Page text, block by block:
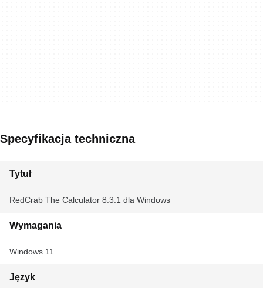
Specyfikacja techniczna
Tytuł
RedCrab The Calculator 8.3.1 dla Windows
Wymagania
Windows 11
Język